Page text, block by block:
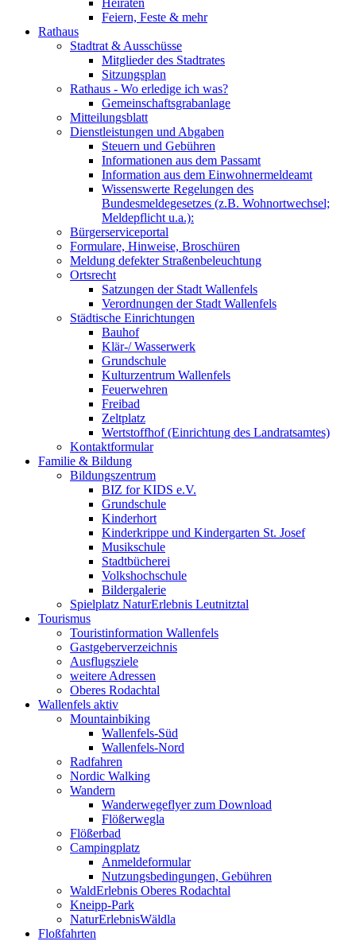
Heiraten
Feiern, Feste & mehr
Rathaus
Stadtrat & Ausschüsse
Mitglieder des Stadtrates
Sitzungsplan
Rathaus - Wo erledige ich was?
Gemeinschaftsgrabanlage
Mitteilungsblatt
Dienstleistungen und Abgaben
Steuern und Gebühren
Informationen aus dem Passamt
Information aus dem Einwohnermeldeamt
Wissenswerte Regelungen des
Bundesmeldegesetzes (z.B. Wohnortwechsel;
Meldepflicht u.a.):
Bürgerserviceportal
Formulare, Hinweise, Broschüren
Meldung defekter Straßenbeleuchtung
Ortsrecht
Satzungen der Stadt Wallenfels
Verordnungen der Stadt Wallenfels
Städtische Einrichtungen
Bauhof
Klär-/ Wasserwerk
Grundschule
Kulturzentrum Wallenfels
Feuerwehren
Freibad
Zeltplatz
Wertstoffhof (Einrichtung des Landratsamtes)
Kontaktformular
Familie & Bildung
Bildungszentrum
BIZ for KIDS e.V.
Grundschule
Kinderhort
Kinderkrippe und Kindergarten St. Josef
Musikschule
Stadtbücherei
Volkshochschule
Bildergalerie
Spielplatz NaturErlebnis Leutnitztal
Tourismus
Touristinformation Wallenfels
Gastgeberverzeichnis
Ausflugsziele
weitere Adressen
Oberes Rodachtal
Wallenfels aktiv
Mountainbiking
Wallenfels-Süd
Wallenfels-Nord
Radfahren
Nordic Walking
Wandern
Wanderwegeflyer zum Download
Flößerwegla
Flößerbad
Campingplatz
Anmeldeformular
Nutzungsbedingungen, Gebühren
WaldErlebnis Oberes Rodachtal
Kneipp-Park
NaturErlebnisWäldla
Floßfahrten